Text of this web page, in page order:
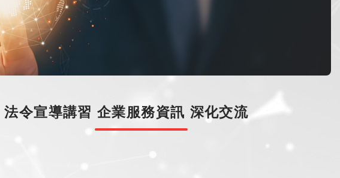
法令宣導講習 企業服務資訊 深化交流